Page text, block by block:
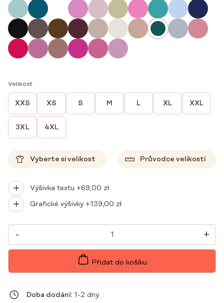
Velikost
XXS XS S M L XL XXL
3XL 4XL
Vyberte si velikost Průvodce velikostí
Výšivka textu +69,00 zł
Grafické výšivky +139,00 zł
-
DÁMSKÁ
LÉKAŘSKÁ
HALENKA
SCRUBS
GREEN
MNOŽSTVÍ
+
Přidat do košíku
Doba dodání: 1-2 dny